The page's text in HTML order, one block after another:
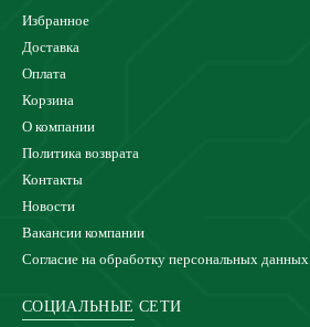
Избранное
Доставка
Оплата
Корзина
О компании
Политика возврата
Контакты
Новости
Вакансии компании
Согласие на обработку персональных данных
СОЦИАЛЬНЫЕ СЕТИ